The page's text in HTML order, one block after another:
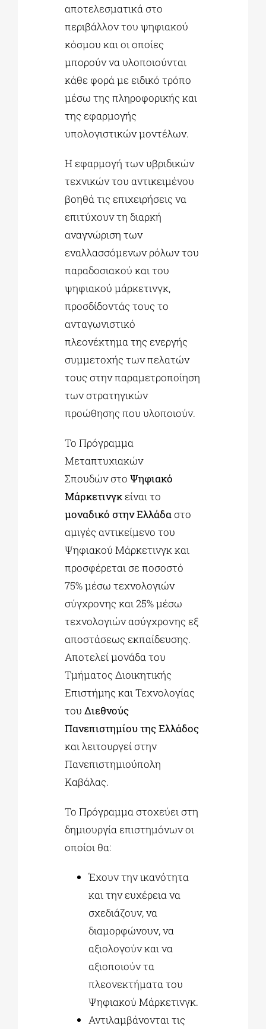
αποτελεσματικά στο
περιβάλλον του ψηφιακού
κόσμου και οι οποίες
μπορούν να υλοποιούνται
κάθε φορά με ειδικό τρόπο
μέσω της πληροφορικής και
της εφαρμογής
υπολογιστικών μοντέλων.
Η εφαρμογή των υβριδικών
τεχνικών του αντικειμένου
βοηθά τις επιχειρήσεις να
επιτύχουν τη διαρκή
αναγνώριση των
εναλλασσόμενων ρόλων του
παραδοσιακού και του
ψηφιακού μάρκετινγκ,
προσδίδοντάς τους το
ανταγωνιστικό
πλεονέκτημα της ενεργής
συμμετοχής των πελατών
τους στην παραμετροποίηση
των στρατηγικών
προώθησης που υλοποιούν.
Το Πρόγραμμα
Μεταπτυχιακών
Σπουδών στοΨηφιακό
Μάρκετινγκ είναι το
μοναδικό στην Ελλάδαστο
αμιγές αντικείμενο του
Ψηφιακού Μάρκετινγκ και
προσφέρεται σε ποσοστό
75% μέσω τεχνολογιών
σύγχρονης και 25% μέσω
τεχνολογιών ασύγχρονης εξ
αποστάσεως εκπαίδευσης.
Αποτελεί μονάδα του
Τμήματος Διοικητικής
Επιστήμης και Τεχνολογίας
τουΔιεθνούς
Πανεπιστημίου της Ελλάδος
και λειτουργεί στην
Πανεπιστημιούπολη
Καβάλας.
Το Πρόγραμμα στοχεύει στη
δημιουργία επιστημόνων οι
οποίοι θα:
Έχουν την ικανότητα
και την ευχέρεια να
σχεδιάζουν, να
διαμορφώνουν, να
αξιολογούν και να
αξιοποιούν τα
πλεονεκτήματα του
Ψηφιακού Μάρκετινγκ.
Αντιλαμβάνονται τις